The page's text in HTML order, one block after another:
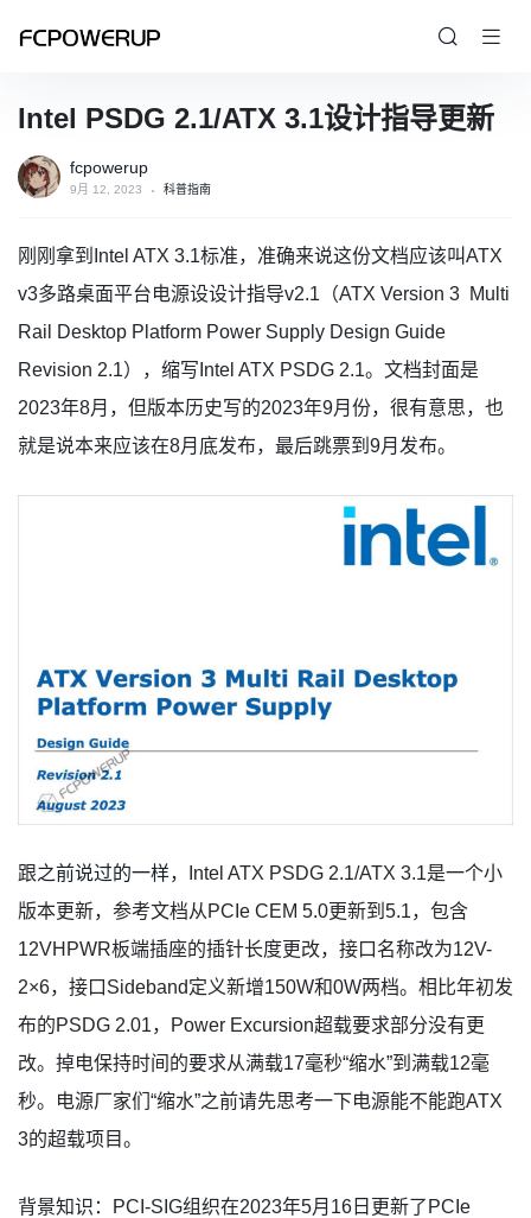
Intel PSDG 2.1/ATX 3.1设计指导更新
fcpowerup
9月 12, 2023 科普指南
刚刚拿到Intel ATX 3.1标准，准确来说这份文档应该叫ATX
v3多路桌面平台电源设设计指导v2.1（ATX Version 3 Multi
Rail Desktop Platform Power Supply Design Guide
Revision 2.1），缩写Intel ATX PSDG 2.1。文档封面是
2023年8月，但版本历史写的2023年9月份，很有意思，也
就是说本来应该在8月底发布，最后跳票到9月发布。
跟之前说过的一样，Intel ATX PSDG 2.1/ATX 3.1是一个小
版本更新，参考文档从PCIe CEM 5.0更新到5.1，包含
12VHPWR板端插座的插针长度更改，接口名称改为12V-
2×6，接口Sideband定义新增150W和0W两档。相比年初发
布的PSDG 2.01，Power Excursion超载要求部分没有更
改。掉电保持时间的要求从满载17毫秒“缩水”到满载12毫
秒。电源厂家们“缩水”之前请先思考一下电源能不能跑ATX
3的超载项目。
背景知识：PCI-SIG组织在2023年5月16日更新了PCIe